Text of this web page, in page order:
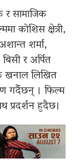
र सामाजिक
कोशिस क्षेत्री,
शर्मा,
र अर्पित
खनाल लिखित
गर्दैछन् । फिल्म
प्रदर्शन हुदैछ।